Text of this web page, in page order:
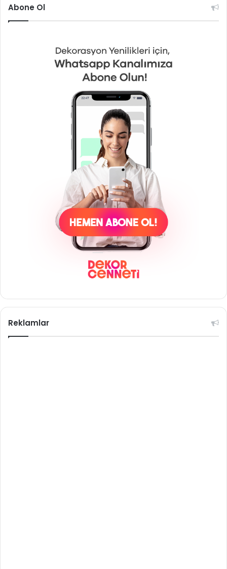
Abone Ol
Reklamlar